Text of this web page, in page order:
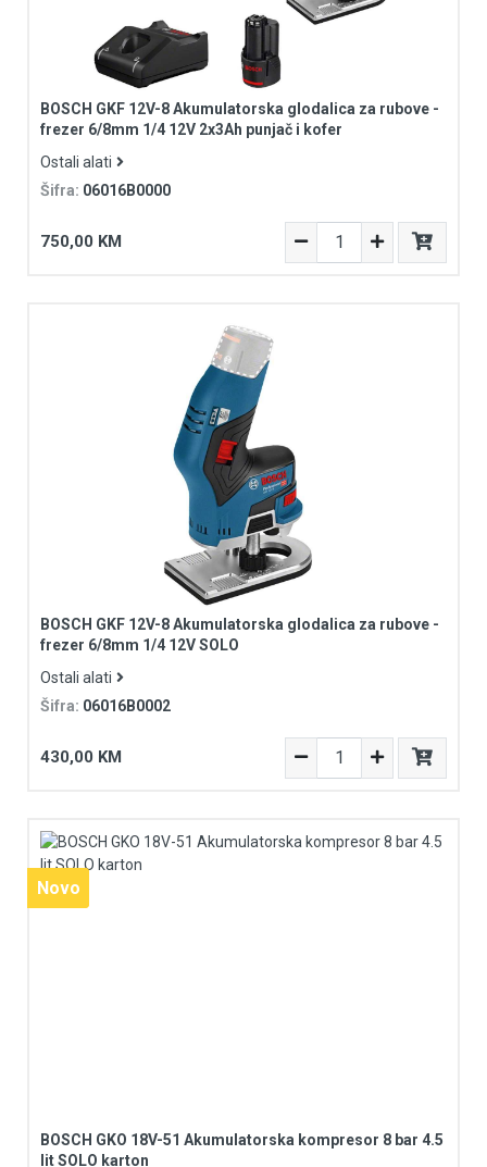
BOSCH GKF 12V-8 Akumulatorska glodalica za rubove -
frezer 6/8mm 1/4 12V 2x3Ah punjač i kofer
Ostali alati
Šifra: 06016B0000
750,00 KM
BOSCH GKF 12V-8 Akumulatorska glodalica za rubove -
frezer 6/8mm 1/4 12V SOLO
Ostali alati
Šifra: 06016B0002
430,00 KM
Novo
Novo
BOSCH GKO 18V-51 Akumulatorska kompresor 8 bar 4.5
lit SOLO karton